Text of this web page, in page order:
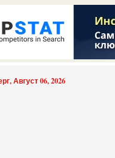
Август 06, 2026